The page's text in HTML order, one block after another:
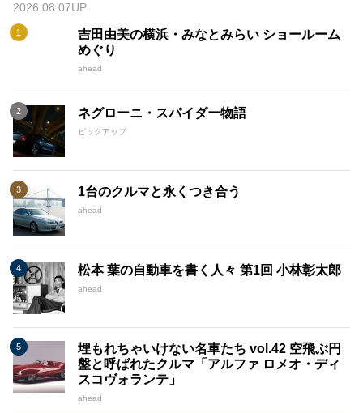
2026.08.07UP
吉田由美の横浜・みなとみらい ショールーム
めぐり
ahead
ネグローニ・スパイダー物語
ピックアップ
1台のクルマと永くつき合う
ahead
松本 葉の自動車を書く人々 第1回 小林彰太郎
ahead
埋もれちゃいけない名車たち vol.42 空飛ぶ円
盤と呼ばれたクルマ「アルファ ロメオ・ディ
スコヴォランテ」
ahead